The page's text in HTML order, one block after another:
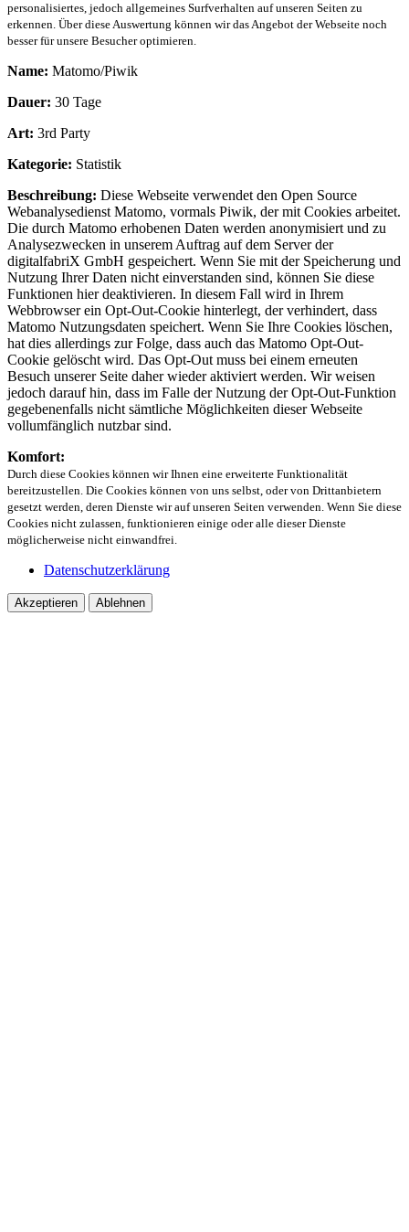
personalisiertes, jedoch allgemeines Surfverhalten auf unseren Seiten zu
erkennen. Über diese Auswertung können wir das Angebot der Webseite noch
besser für unsere Besucher optimieren.
Name: Matomo/Piwik
Dauer: 30 Tage
Art: 3rd Party
Kategorie: Statistik
Beschreibung: Diese Webseite verwendet den Open Source
Webanalysedienst Matomo, vormals Piwik, der mit Cookies arbeitet.
Die durch Matomo erhobenen Daten werden anonymisiert und zu
Analysezwecken in unserem Auftrag auf dem Server der
digitalfabriX GmbH gespeichert. Wenn Sie mit der Speicherung und
Nutzung Ihrer Daten nicht einverstanden sind, können Sie diese
Funktionen hier deaktivieren. In diesem Fall wird in Ihrem
Webbrowser ein Opt-Out-Cookie hinterlegt, der verhindert, dass
Matomo Nutzungsdaten speichert. Wenn Sie Ihre Cookies löschen,
hat dies allerdings zur Folge, dass auch das Matomo Opt-Out-
Cookie gelöscht wird. Das Opt-Out muss bei einem erneuten
Besuch unserer Seite daher wieder aktiviert werden. Wir weisen
jedoch darauf hin, dass im Falle der Nutzung der Opt-Out-Funktion
gegebenenfalls nicht sämtliche Möglichkeiten dieser Webseite
vollumfänglich nutzbar sind.
Komfort:
Durch diese Cookies können wir Ihnen eine erweiterte Funktionalität
bereitzustellen. Die Cookies können von uns selbst, oder von Drittanbietern
gesetzt werden, deren Dienste wir auf unseren Seiten verwenden. Wenn Sie diese
Cookies nicht zulassen, funktionieren einige oder alle dieser Dienste
möglicherweise nicht einwandfrei.
Datenschutzerklärung
Akzeptieren Ablehnen